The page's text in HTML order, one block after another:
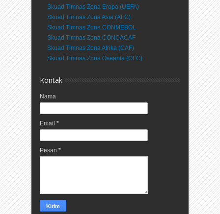
Skuad Timnas Zona Eropa (UEFA)
Skuad Timnas Zona Asia (AFC)
Skuad Timnas Zona CONMEBOL
Skuad Timnas Zona CONCACAF
Skuad Timnas Zona Afrika (CAF)
Skuad Timnas Zona Oseania (OFC)
Kontak
Nama
Email *
Pesan *